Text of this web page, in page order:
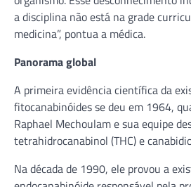
a disciplina não está na grade
medicina”, pontua a médica.
Panorama global
A primeira evidência científica da
fitocanabinóides se deu em 1964,
Raphael Mechoulam e sua equipe
tetrahidrocanabinol (THC) e
Na década de 1990, ele provou a